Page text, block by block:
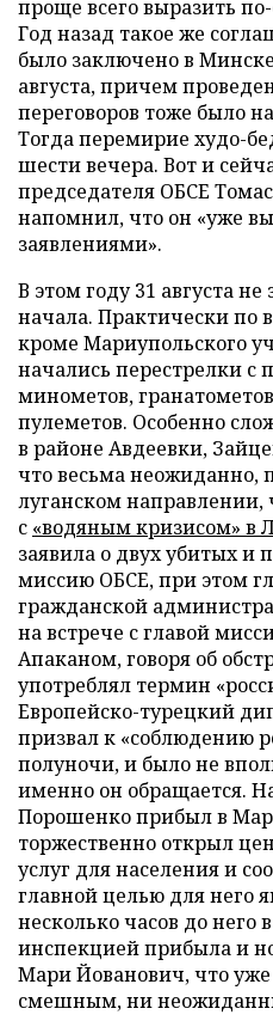
проще всего выразить
Год назад такое же
было заключено в
августа, причем
переговоров тоже было
Тогда перемирие худо-
шести вечера. Вот и
председателя ОБСЕ
напомнил, что он «уже
заявлениями».
В этом году 31 августа не
начала. Практически по
кроме Мариупольского
начались перестрелки
минометов,
пулеметов. Особенно
в районе Авдеевки,
что весьма неожиданно,
луганском направлении,
с «водяным кризисом» в
заявила о двух убитых и
миссию ОБСЕ, при этом
гражданской
на встрече с главой
Апаканом, говоря об
употреблял термин
Европейско-турецкий
призвал к «соблюдению
полуночи, и было не
именно он обращается.
Порошенко прибыл в
торжественно открыл
услуг для населения и
главной целью для него
несколько часов до него
инспекцией прибыла и
Мари Йованович, что
смешным, ни